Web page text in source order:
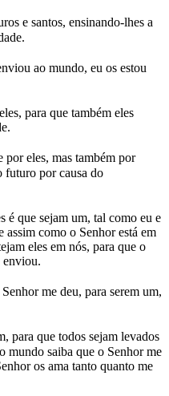
e santos, ensinando-lhes a
ao mundo, eu os estou
para que também eles
por eles, mas também por
futuro por causa do
é que sejam um, tal como eu e
assim como o Senhor está em
eles em nós, para que o
enviou.
me deu, para serem um,
para que todos sejam levados
mundo saiba que o Senhor me
os ama tanto quanto me